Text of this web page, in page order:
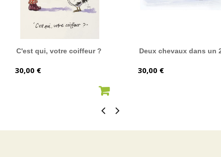
C'est qui, votre coiffeur ?
Prix
30,00 €
Deux chevaux dans un
Prix
30,00 €